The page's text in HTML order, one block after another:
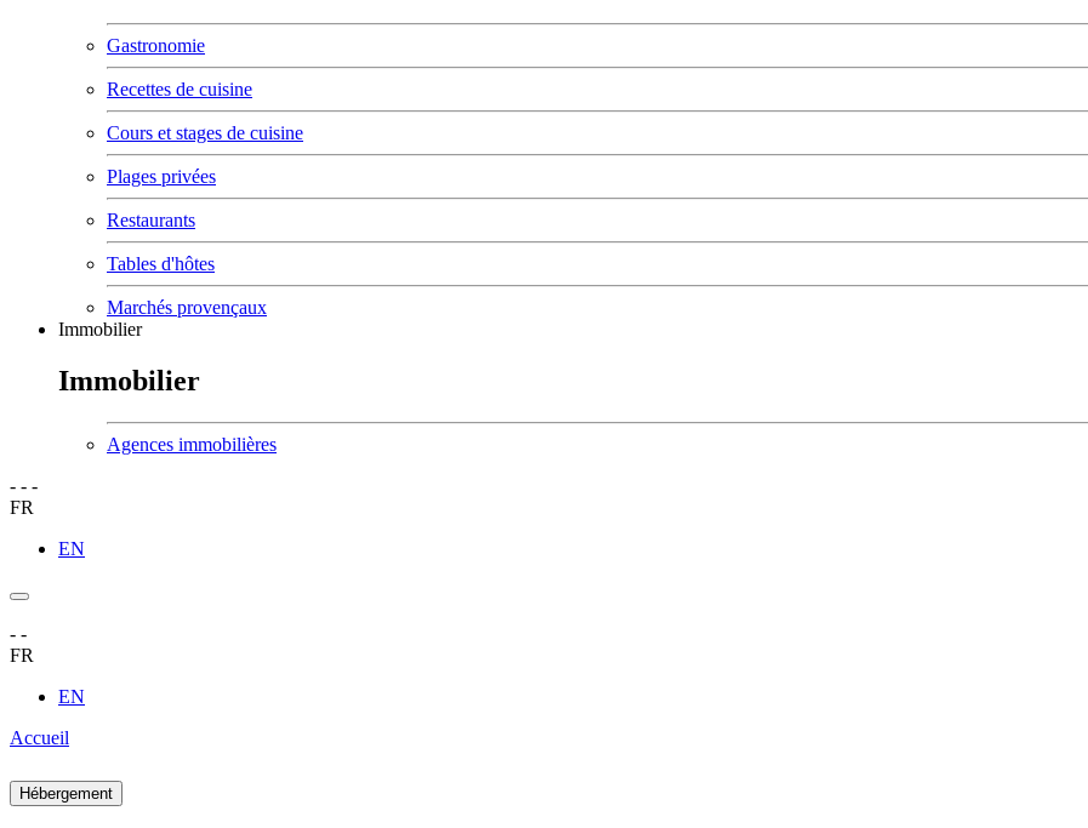
Gastronomie
Recettes de cuisine
Cours et stages de cuisine
Plages privées
Restaurants
Tables d'hôtes
Marchés provençaux
Immobilier
Immobilier
Agences immobilières
- - -
FR
EN
- -
FR
EN
Accueil
Hébergement